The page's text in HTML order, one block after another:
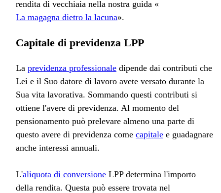
rendita di vecchiaia nella nostra guida «
La magagna dietro la lacuna».
Capitale di previdenza LPP
La previdenza professionale dipende dai contributi che
Lei e il Suo datore di lavoro avete versato durante la
Sua vita lavorativa. Sommando questi contributi si
ottiene l'avere di previdenza. Al momento del
pensionamento può prelevare almeno una parte di
questo avere di previdenza come capitale e guadagnare
anche interessi annuali.
L'aliquota di conversione LPP determina l'importo
della rendita. Questa può essere trovata nel